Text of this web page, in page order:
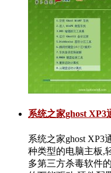
系统之家ghost XP3
系统之家ghost XP3
种类型的电脑主板,
多第三方杀毒软件